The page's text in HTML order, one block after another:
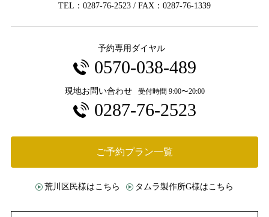
TEL：0287-76-2523 / FAX：0287-76-1339
予約専用ダイヤル
0570-038-489
現地お問い合わせ 受付時間 9:00〜20:00
0287-76-2523
ご予約プラン一覧
荒川区民様はこちら タムラ製作所G様はこちら